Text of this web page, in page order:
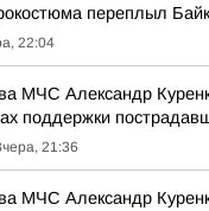
переплыл
22:04
МЧС Александр
поддержки
21:36
МЧС Александр